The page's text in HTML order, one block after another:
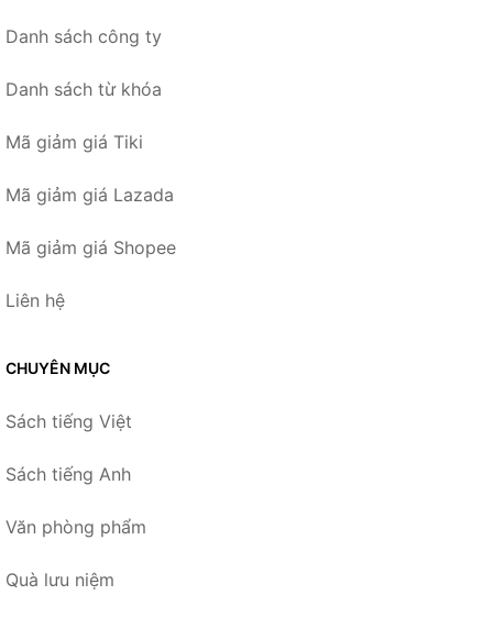
Danh sách công ty
Danh sách từ khóa
Mã giảm giá Tiki
Mã giảm giá Lazada
Mã giảm giá Shopee
Liên hệ
CHUYÊN MỤC
Sách tiếng Việt
Sách tiếng Anh
Văn phòng phẩm
Quà lưu niệm